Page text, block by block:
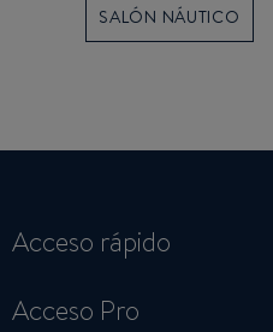
SALÓN NÁUTICO
Acceso rápido
Acceso Pro